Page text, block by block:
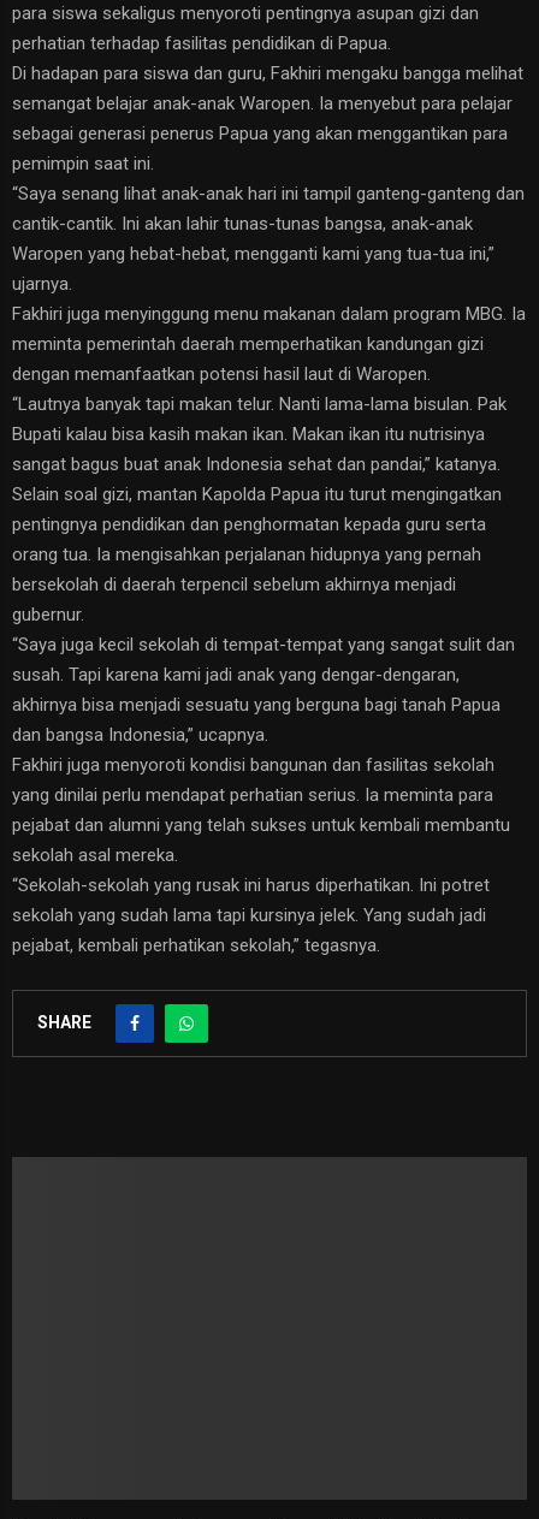
para siswa sekaligus menyoroti pentingnya asupan gizi dan
perhatian terhadap fasilitas pendidikan di Papua.
Di hadapan para siswa dan guru, Fakhiri mengaku bangga melihat
semangat belajar anak-anak Waropen. Ia menyebut para pelajar
sebagai generasi penerus Papua yang akan menggantikan para
pemimpin saat ini.
“Saya senang lihat anak-anak hari ini tampil ganteng-ganteng dan
cantik-cantik. Ini akan lahir tunas-tunas bangsa, anak-anak
Waropen yang hebat-hebat, mengganti kami yang tua-tua ini,”
ujarnya.
Fakhiri juga menyinggung menu makanan dalam program MBG. Ia
meminta pemerintah daerah memperhatikan kandungan gizi
dengan memanfaatkan potensi hasil laut di Waropen.
“Lautnya banyak tapi makan telur. Nanti lama-lama bisulan. Pak
Bupati kalau bisa kasih makan ikan. Makan ikan itu nutrisinya
sangat bagus buat anak Indonesia sehat dan pandai,” katanya.
Selain soal gizi, mantan Kapolda Papua itu turut mengingatkan
pentingnya pendidikan dan penghormatan kepada guru serta
orang tua. Ia mengisahkan perjalanan hidupnya yang pernah
bersekolah di daerah terpencil sebelum akhirnya menjadi
gubernur.
“Saya juga kecil sekolah di tempat-tempat yang sangat sulit dan
susah. Tapi karena kami jadi anak yang dengar-dengaran,
akhirnya bisa menjadi sesuatu yang berguna bagi tanah Papua
dan bangsa Indonesia,” ucapnya.
Fakhiri juga menyoroti kondisi bangunan dan fasilitas sekolah
yang dinilai perlu mendapat perhatian serius. Ia meminta para
pejabat dan alumni yang telah sukses untuk kembali membantu
sekolah asal mereka.
“Sekolah-sekolah yang rusak ini harus diperhatikan. Ini potret
sekolah yang sudah lama tapi kursinya jelek. Yang sudah jadi
pejabat, kembali perhatikan sekolah,” tegasnya.
SHARE